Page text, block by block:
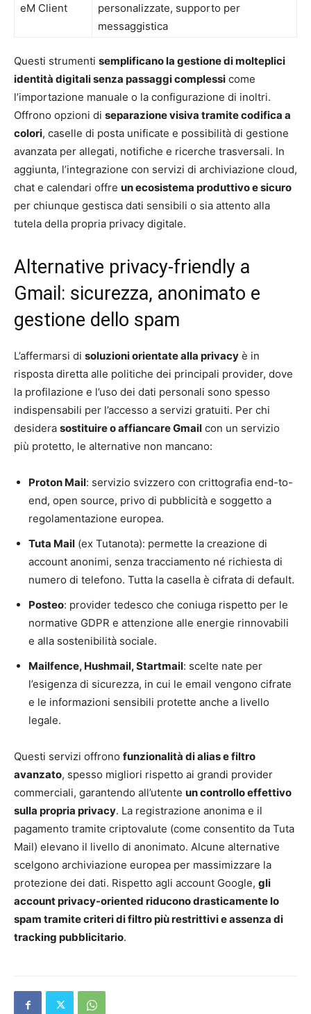
eM Client
personalizzate, supporto per
messaggistica
Questi strumenti semplificano la gestione di molteplici
identità digitali senza passaggi complessi come
l’importazione manuale o la configurazione di inoltri.
Offrono opzioni di separazione visiva tramite codifica a
colori, caselle di posta unificate e possibilità di gestione
avanzata per allegati, notifiche e ricerche trasversali. In
aggiunta, l’integrazione con servizi di archiviazione cloud,
chat e calendari offre un ecosistema produttivo e sicuro
per chiunque gestisca dati sensibili o sia attento alla
tutela della propria privacy digitale.
Alternative privacy-friendly a
Gmail: sicurezza, anonimato e
gestione dello spam
L’affermarsi di soluzioni orientate alla privacy è in
risposta diretta alle politiche dei principali provider, dove
la profilazione e l’uso dei dati personali sono spesso
indispensabili per l’accesso a servizi gratuiti. Per chi
desidera sostituire o affiancare Gmail con un servizio
più protetto, le alternative non mancano:
Proton Mail: servizio svizzero con crittografia end-to-
end, open source, privo di pubblicità e soggetto a
regolamentazione europea.
Tuta Mail (ex Tutanota): permette la creazione di
account anonimi, senza tracciamento né richiesta di
numero di telefono. Tutta la casella è cifrata di default.
Posteo: provider tedesco che coniuga rispetto per le
normative GDPR e attenzione alle energie rinnovabili
e alla sostenibilità sociale.
Mailfence, Hushmail, Startmail: scelte nate per
l’esigenza di sicurezza, in cui le email vengono cifrate
e le informazioni sensibili protette anche a livello
legale.
Questi servizi offrono funzionalità di alias e filtro
avanzato, spesso migliori rispetto ai grandi provider
commerciali, garantendo all’utente un controllo effettivo
sulla propria privacy. La registrazione anonima e il
pagamento tramite criptovalute (come consentito da Tuta
Mail) elevano il livello di anonimato. Alcune alternative
scelgono archiviazione europea per massimizzare la
protezione dei dati. Rispetto agli account Google, gli
account privacy-oriented riducono drasticamente lo
spam tramite criteri di filtro più restrittivi e assenza di
tracking pubblicitario.